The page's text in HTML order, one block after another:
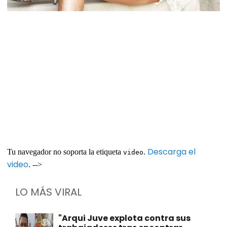
Tu navegador no soporta la etiqueta video. Descarga el
video. -->
LO MÁS VIRAL
"Arqui Juve explota contra sus